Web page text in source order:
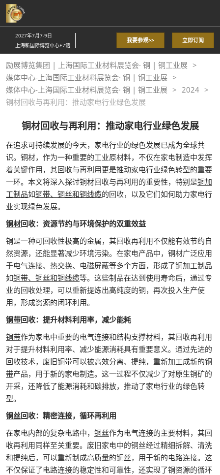
直
接
跳
至
内
容
2027年7月7-9日
上海新国际博览中心E7馆
我要参观>> 立即订阅
励展博览集团 | 上海国际工业材料展览会· 铜 | 铜工业展
媒体中心-上海国际工业材料展览会· 铜 | 铜工业展
媒体中心-上海国际工业材料展览会· 铜 | 铜工业展
2024
铜材回收与再利用：推动家电行业绿色发展
铜材回收与再利用：推动家电行业绿色发展
在追求可持续发展的今天，家电行业的绿色发展已成为全球共
识。铜材，作为一种重要的工业原材料，不仅在家电制造中发挥
着关键作用，其回收与再利用更是推动家电行业绿色转型的重要
一环。本文将深入探讨铜材回收与再利用的重要性，特别是铜加
工制品如铜带、铜丝和铜线缆的回收，以及它们如何助力家电行
业实现绿色发展。
铜材回收：资源节约与环境保护的双重效益
铜是一种可回收性极高的金属，其回收再利用不仅能有效节约自
然资源，还能显著减少环境污染。在家电产品中，铜材广泛应用
于电气连接、热交换、电磁屏蔽等多个方面，形成了铜加工制品
如铜带、铜丝和铜线缆等。这些制品在达到使用寿命后，通过专
业的回收处理，可以重新提炼出高纯度的铜，再次投入生产使
用，形成资源的闭环利用。
铜带回收：提升材料利用率，减少能耗
铜带作为家电中重要的电气连接和结构支撑材料，其回收再利用
对于提升材料利用率、减少能源消耗具有重要意义。通过先进的
回收技术，废旧铜带可以被高效分离、提纯，重新加工成新的铜
带产品，用于新的家电制造。这一过程不仅减少了对原生铜矿的
开采，还降低了能源消耗和碳排放，推动了家电行业的绿色转
型。
铜丝回收：精密连接，循环再利用
在家电内部的复杂电路中， 铜丝作为电气连接的主要材料，其回
收再利用同样至关重要。废旧家电中的铜丝经过精细拆解、清洗
和提纯后，可以重新制成高质量的铜丝，用于新的电路连接。这
不仅保证了电路连接的稳定性和可靠性，还实现了铜资源的循环